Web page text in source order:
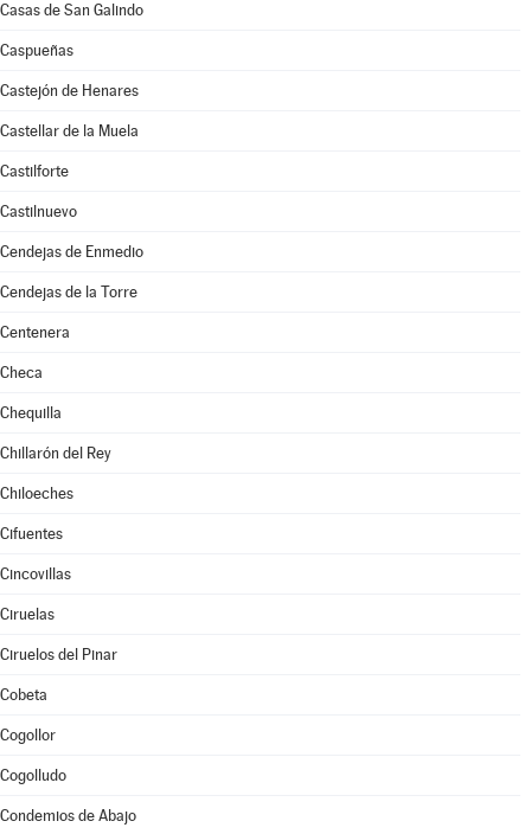
Casas de San Galindo
Caspueñas
Castejón de Henares
Castellar de la Muela
Castilforte
Castilnuevo
Cendejas de Enmedio
Cendejas de la Torre
Centenera
Checa
Chequilla
Chillarón del Rey
Chiloeches
Cifuentes
Cincovillas
Ciruelas
Ciruelos del Pinar
Cobeta
Cogollor
Cogolludo
Condemios de Abajo